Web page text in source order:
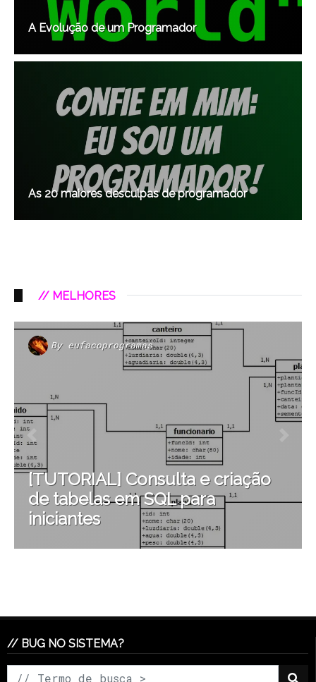
A Evolução de um Programador
As 20 maiores desculpas de programador
// MELHORES
By eufacoprogramas
[TUTORIAL] Consulta e criação
de tabelas em SQL para
iniciantes
// BUG NO SISTEMA?